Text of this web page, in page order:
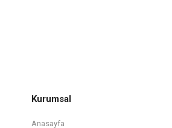
Kurumsal
Anasayfa